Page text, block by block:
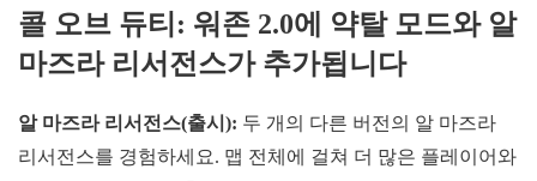
콜 오브 듀티: 워존 2.0에 약탈 모드와 알
마즈라 리서전스가 추가됩니다
알 마즈라 리서전스(출시): 두 개의 다른 버전의 알 마즈라
리서전스를 경험하세요. 맵 전체에 걸쳐 더 많은 플레이어와